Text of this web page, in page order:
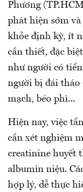
Phương
phát hiện sớm
khỏe định kỳ, ít
cần thiết, đặc
như người có
người bị đái tháo
mạch, béo phì...
Hiện nay, việc
cần xét nghiệm
creatinine huyết
albumin niệu.
hợp lý, dễ thực